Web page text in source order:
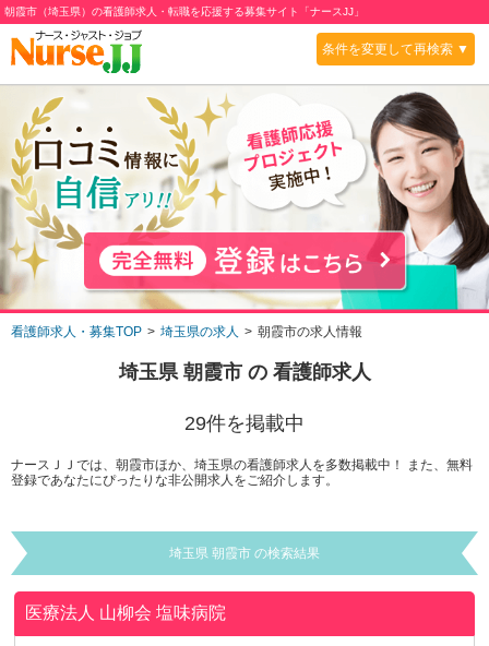
朝霞市（埼玉県）の看護師求人・転職を応援する募集サイト「ナースJJ」
条件を変更して再検索 ▼
看護師求人・募集TOP 埼玉県の求人 朝霞市の求人情報
埼玉県 朝霞市の 看護師求人
29件を掲載中
ナースＪＪでは、朝霞市ほか、埼玉県の看護師求人を多数掲載中！ また、無料
登録であなたにぴったりな非公開求人をご紹介します。
埼玉県 朝霞市 の検索結果
医療法人 山柳会塩味病院